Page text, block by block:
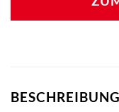
BESCHREIBUNG